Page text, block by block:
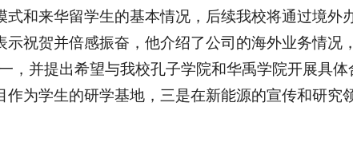
和来华留学生的基本情况，后续我校将通过境外
祝贺并倍感振奋，他介绍了公司的海外业务情况
，并提出希望与我校孔子学院和华禹学院开展具
为学生的研学基地，三是在新能源的宣传和研究